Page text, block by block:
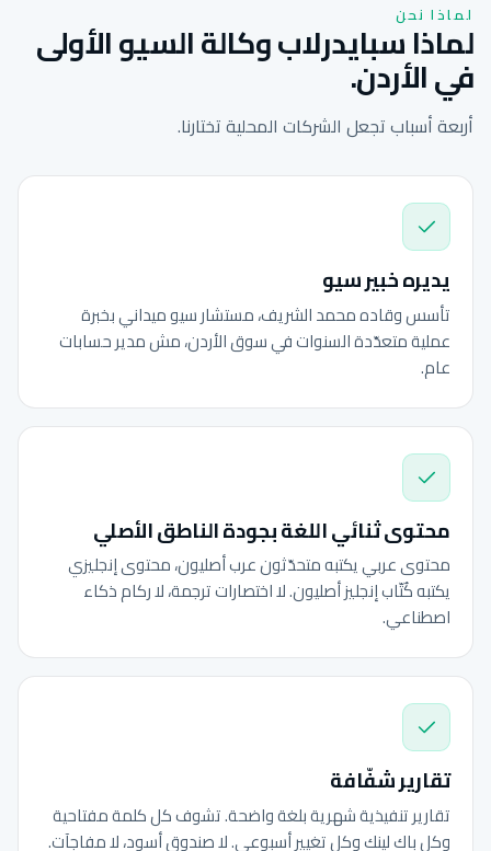
لماذا نحن
لماذا سبايدرلاب وكالة السيو الأولى
في الأردن.
أربعة أسباب تجعل الشركات المحلية تختارنا.
يديره خبير سيو
تأسس وقاده محمد الشريف، مستشار سيو ميداني بخبرة
عملية متعدّدة السنوات في سوق الأردن، مش مدير حسابات
عام.
محتوى ثنائي اللغة بجودة الناطق الأصلي
محتوى عربي يكتبه متحدّثون عرب أصليون، محتوى إنجليزي
يكتبه كُتّاب إنجليز أصليون. لا اختصارات ترجمة، لا ركام ذكاء
اصطناعي.
تقارير شفّافة
تقارير تنفيذية شهرية بلغة واضحة. تشوف كل كلمة مفتاحية
وكل باك لينك وكل تغيير أسبوعي. لا صندوق أسود، لا مفاجآت.